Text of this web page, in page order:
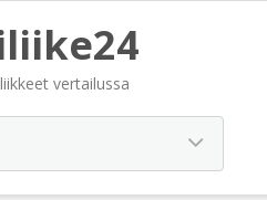
vertailussa